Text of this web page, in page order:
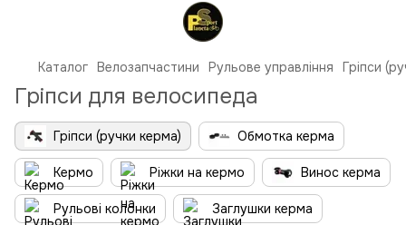
Каталог Велозапчастини Рульове управління Гріпси
Гріпси для велосипеда
Гріпси (ручки керма) Обмотка керма
Кермо Ріжки на кермо Винос керма
Рульові колонки Заглушки керма